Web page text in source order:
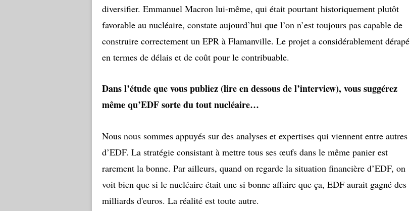
diversifier. Emmanuel Macron lui-même, qui était pourtant historiquement plutôt
favorable au nucléaire, constate aujourd’hui que l’on n’est toujours pas capable de
construire correctement un EPR à Flamanville. Le projet a considérablement dérapé
en termes de délais et de coût pour le contribuable.
Dans l’étude que vous publiez (lire en dessous de l’interview), vous suggérez
même qu’EDF sorte du tout nucléaire…
Nous nous sommes appuyés sur des analyses et expertises qui viennent entre autres
d’EDF. La stratégie consistant à mettre tous ses œufs dans le même panier est
rarement la bonne. Par ailleurs, quand on regarde la situation financière d’EDF, on
voit bien que si le nucléaire était une si bonne affaire que ça, EDF aurait gagné des
milliards d'euros. La réalité est toute autre.